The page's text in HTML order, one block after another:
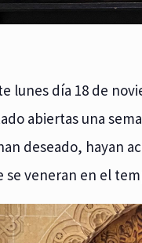
lunes día 18 de
abiertas una
deseado, hayan
se veneran en el